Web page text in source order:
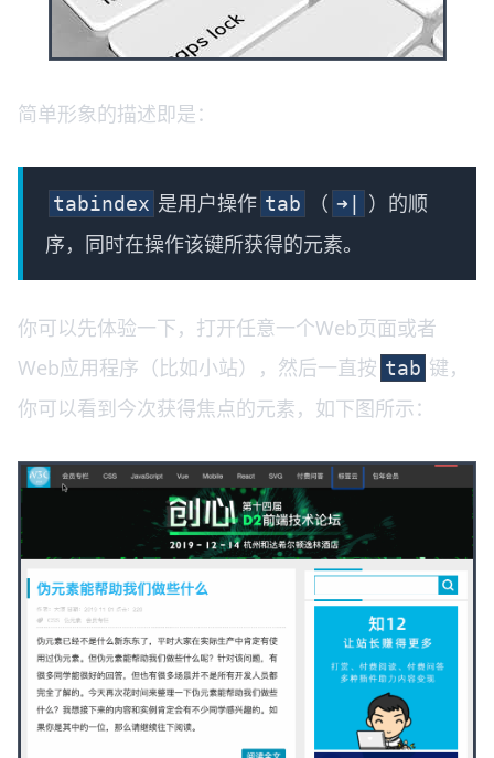
简单形象的描述即是：
tabindex 是用户操作 tab （ ➜|
）的顺
序，同时在操作该键所获得的元素。
你可以先体验一下，打开任意一个Web页面或者
Web应用程序（比如小站），然后一直按 tab 键，
你可以看到今次获得焦点的元素，如下图所示：